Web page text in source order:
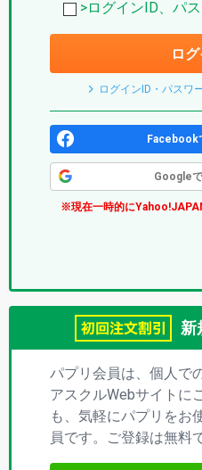
プ
ド
は？
リ)
>ログインID、パ
ロ
ログインID・パスワ
Facebook
Google
※現在一時的に
新
パプリ会員は、個人で
アスクルWebサイトに
も、気軽にパプリをお
員です。ご登録は無料